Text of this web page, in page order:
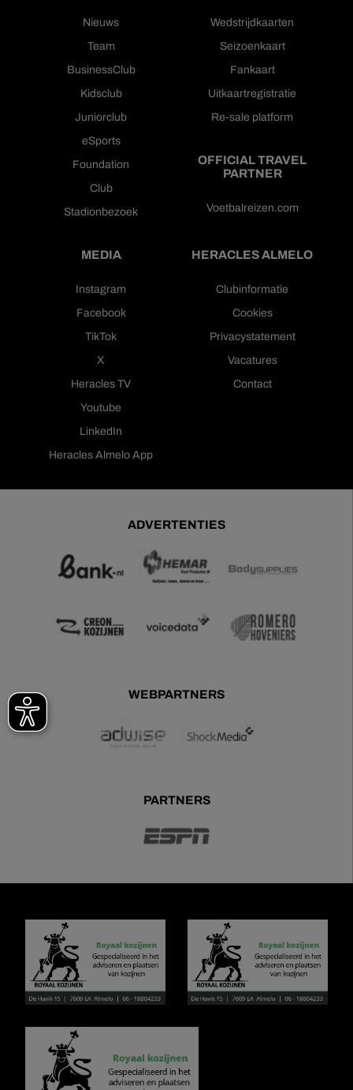
Nieuws
Team
BusinessClub
Kidsclub
Juniorclub
eSports
Foundation
Club
Stadionbezoek
Wedstrijdkaarten
Seizoenkaart
Fankaart
Uitkaartregistratie
Re-sale platform
OFFICIAL TRAVEL
PARTNER
Voetbalreizen.com
MEDIA
Instagram
Facebook
TikTok
X
Heracles TV
Youtube
LinkedIn
Heracles Almelo App
HERACLES ALMELO
Clubinformatie
Cookies
Privacystatement
Vacatures
Contact
ADVERTENTIES
WEBPARTNERS
PARTNERS